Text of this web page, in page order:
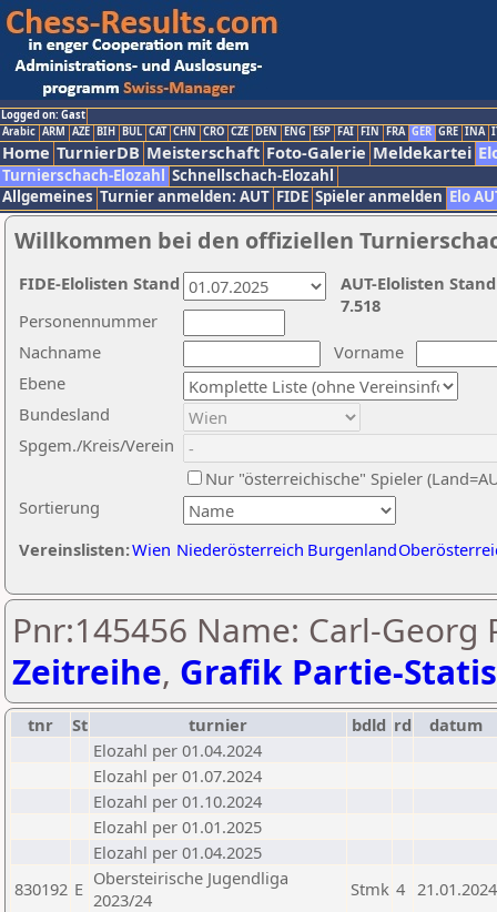
Logged on: Gast
Arabic ARM AZE BIH BUL CAT CHN CRO CZE DEN ENG ESP FAI FIN FRA GER GRE INA
Home TurnierDB Meisterschaft Foto-Galerie Meldekartei
Turnierschach-Elozahl Schnellschach-Elozahl
Allgemeines Turnier anmelden: AUT FIDE Spieler anmelden Elo
Willkommen bei den offiziellen
Nachname
Vorname
Ebene
Sortierung
Personennummer
Bundesland
Spgem./Kreis/Verein
Nur "österreichische" Spieler
Vereinslisten:Wien Niederösterreich Burgenland
AUT-Elolisten
7.518
FIDE-Elolisten Stand
Pnr:145456 Name: Carl-Georg
Zeitreihe, Grafik Partie-
tnr St turnier bdld rd
datum
Elozahl per 01.04.2024
Elozahl per 01.07.2024
Elozahl per 01.10.2024
Elozahl per 01.01.2025
Elozahl per 01.04.2025
830192 E Obersteirische Jugendliga
2023/24
Stmk 4 21.01.2024